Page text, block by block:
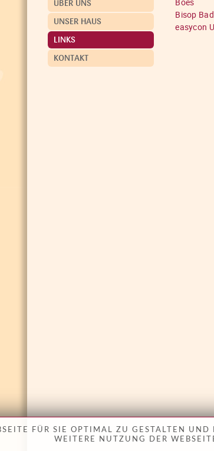
Bisop
easycon
ÜBER UNS
UNSER HAUS
LINKS
KONTAKT
FÜR SIE OPTIMAL ZU GESTALTEN
WEITERE NUTZUNG DER